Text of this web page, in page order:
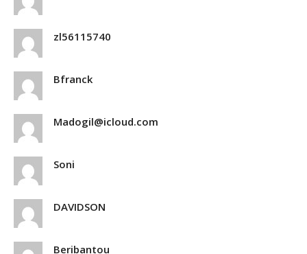
zl56115740
Bfranck
Madogil@icloud.com
Soni
DAVIDSON
Beribantou